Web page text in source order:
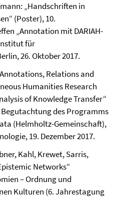
„Handschriften in
(Poster), 10.
„Annotation mit DARIAH-
für
26. Oktober 2017.
Relations and
Humanities Research
of Knowledge Transfer“
des Programms
(Helmholtz-Gemeinschaft),
19. Dezember 2017.
Kahl, Krewet, Sarris,
Networks“
– Ordnung und
Kulturen (6. Jahrestagung